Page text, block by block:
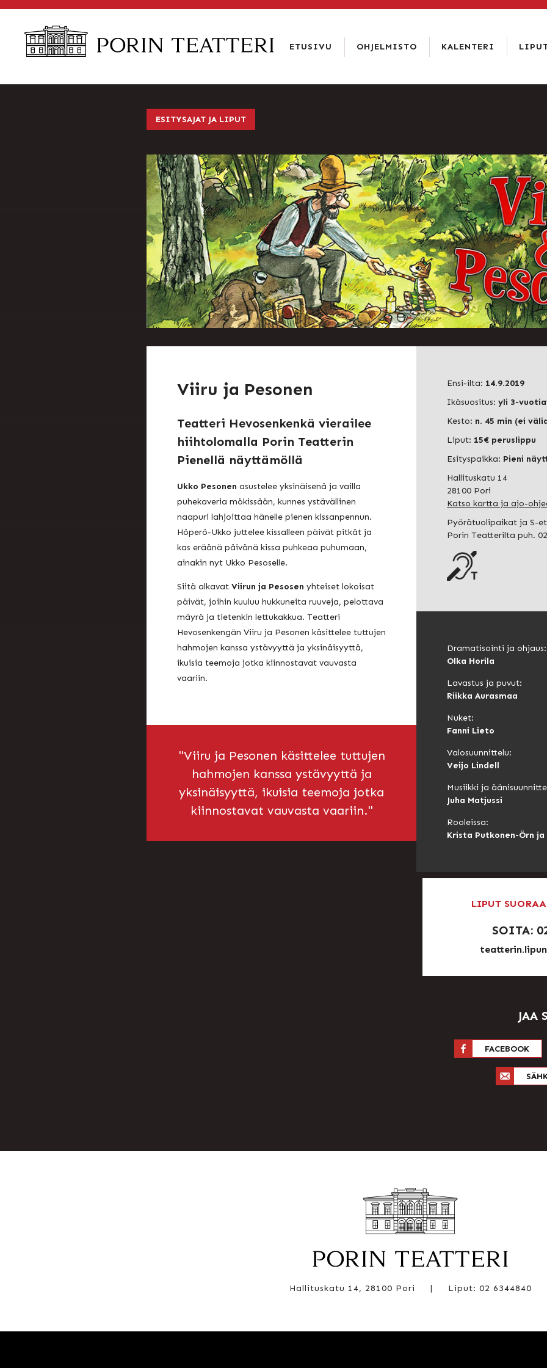
content
TEATTERI
RAVINTOLA
PAKETIT
YHTEYSTIEDOT
ETUSIVU OHJELMISTO KALENTERI
ESITYSAJAT JA LIPUT
Viiru ja Pesonen
Teatteri Hevosenkenkä vierailee
hiihtolomalla Porin Teatterin
Pienellä näyttämöllä
Ukko Pesonen asustelee yksinäisenä ja vailla
puhekaveria mökissään, kunnes ystävällinen
naapuri lahjoittaa hänelle pienen kissanpennun.
Höperö-Ukko juttelee kissalleen päivät pitkät ja
kas eräänä päivänä kissa puhkeaa puhumaan,
ainakin nyt Ukko Pesoselle.
Siitä alkavat Viirun ja Pesosen yhteiset lokoisat
päivät, joihin kuuluu hukkuneita ruuveja, pelottava
mäyrä ja tietenkin lettukakkua. Teatteri
Hevosenkengän Viiru ja Pesonen käsittelee tuttujen
hahmojen kanssa ystävyyttä ja yksinäisyyttä,
ikuisia teemoja jotka kiinnostavat vauvasta
vaariin.
"Viiru ja Pesonen käsittelee tuttujen
hahmojen kanssa ystävyyttä ja
yksinäisyyttä, ikuisia teemoja jotka
kiinnostavat vauvasta vaariin."
Ensi-ilta: 14.9.2019
Ikäsuositus: yli 3-
Kesto: n. 45 min (ei
Liput: 15€ peruslippu
Esityspaikka: Pieni
Hallituskatu 14
28100 Pori
Katso kartta ja ajo-
Pyörätuolipaikat ja S-
Porin Teatterilta puh.
Dramatisointi ja ohjaus:
Olka Horila
Lavastus ja puvut:
Riikka Aurasmaa
Nuket:
Fanni Lieto
Valosuunnittelu:
Veijo Lindell
Musiikki ja
Juha Matjussi
Rooleissa:
Krista Putkonen-Örn
LIPUT
SOITA:
JAA
FACEBOOK
Hallituskatu 14, 28100 Pori | Liput: 02 6344840